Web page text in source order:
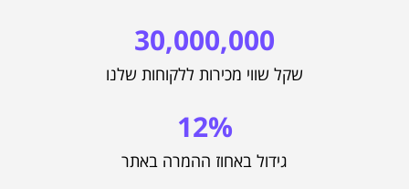
30,000,000
גידול באחוז ההמרה באתר
12%